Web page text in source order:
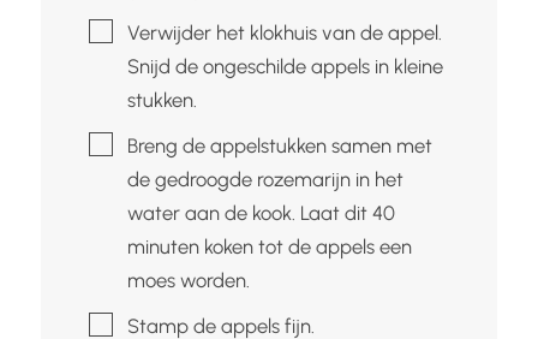
▢Verwijder het klokhuis van de appel.
Snijd de ongeschilde appels in kleine
stukken.
▢Breng de appelstukken samen met
de gedroogde rozemarijn in het
water aan de kook. Laat dit 40
minuten koken tot de appels een
moes worden.
▢Stamp de appels fijn.